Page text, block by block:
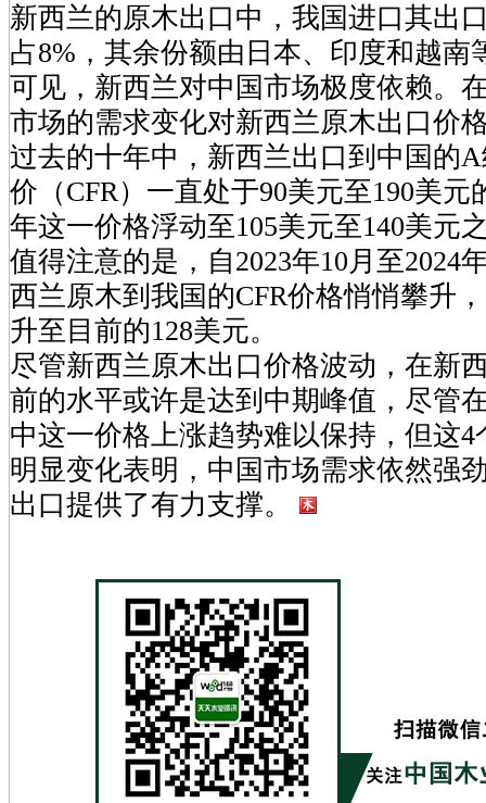
新西兰的原木出口中，我国进口其出
占8%，其余份额由日本、印度和越南
可见，新西兰对中国市场极度依赖。
市场的需求变化对新西兰原木出口价
过去的十年中，新西兰出口到中国的
价（CFR）一直处于90美元至190美元
年这一价格浮动至105美元至140美元
值得注意的是，自2023年10月至2024
西兰原木到我国的CFR价格悄悄攀升
升至目前的128美元。
尽管新西兰原木出口价格波动，在新
前的水平或许是达到中期峰值，尽管
中这一价格上涨趋势难以保持，但这
明显变化表明，中国市场需求依然强
出口提供了有力支撑。